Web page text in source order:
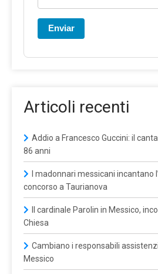
Enviar
Articoli recenti
Addio a Francesco Guccini: il
86 anni
I madonnari messicani incantano
concorso a Taurianova
Il cardinale Parolin in Messico,
Chiesa
Cambiano i responsabili
Messico